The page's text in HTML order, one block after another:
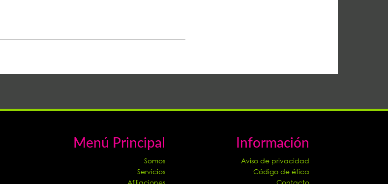
Menú Principal
Somos
Servicios
Información
Aviso de privacidad
Código de ética